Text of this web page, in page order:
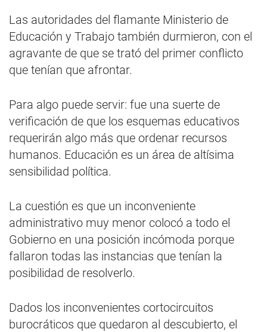
Las autoridades del flamante Ministerio de
Educación y Trabajo también durmieron, con el
agravante de que se trató del primer conflicto
que tenían que afrontar.
Para algo puede servir: fue una suerte de
verificación de que los esquemas educativos
requerirán algo más que ordenar recursos
humanos. Educación es un área de altísima
sensibilidad política.
La cuestión es que un inconveniente
administrativo muy menor colocó a todo el
Gobierno en una posición incómoda porque
fallaron todas las instancias que tenían la
posibilidad de resolverlo.
Dados los inconvenientes cortocircuitos
burocráticos que quedaron al descubierto, el